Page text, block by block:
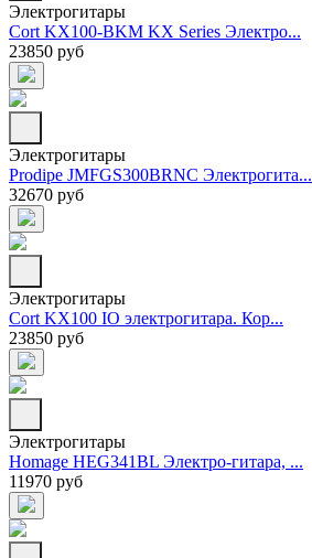
Электрогитары
Cort KX100-BKM KX Series Электро...
23850 руб
Электрогитары
Prodipe JMFGS300BRNC Электрогита...
32670 руб
Электрогитары
Cort KX100 IO электрогитара. Кор...
23850 руб
Электрогитары
Homage HEG341BL Электро-гитара, ...
11970 руб